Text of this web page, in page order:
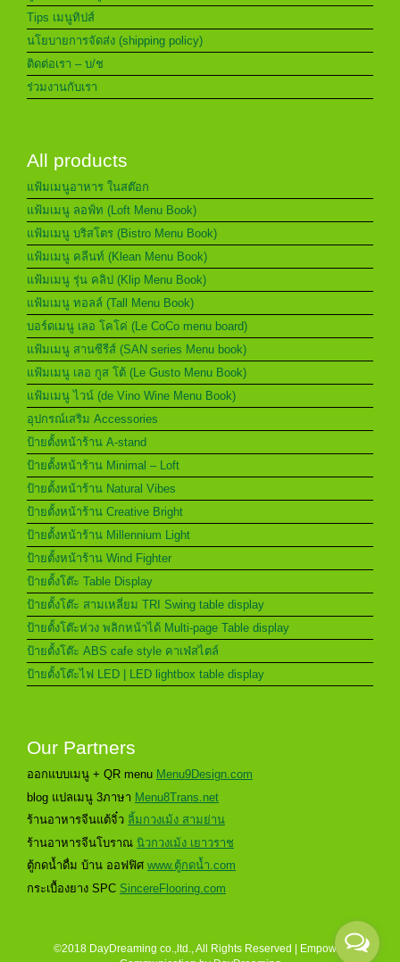
Tips เมนูทิปส์
นโยบายการจัดส่ง (shipping policy)
ติดต่อเรา – บ/ช
ร่วมงานกับเรา
All products
แฟ้มเมนูอาหาร ในสต๊อก
แฟ้มเมนู ลอฟ์ท (Loft Menu Book)
แฟ้มเมนู บริสโตร (Bistro Menu Book)
แฟ้มเมนู คลีนท์ (Klean Menu Book)
แฟ้มเมนู รุ่น คลิป (Klip Menu Book)
แฟ้มเมนู ทอลล์ (Tall Menu Book)
บอร์ดเมนู เลอ โคโค่ (Le CoCo menu board)
แฟ้มเมนู สานซีรีส์ (SAN series Menu book)
แฟ้มเมนู เลอ กูส โต้ (Le Gusto Menu Book)
แฟ้มเมนู ไวน์ (de Vino Wine Menu Book)
อุปกรณ์เสริม Accessories
ป้ายตั้งหน้าร้าน A-stand
ป้ายตั้งหน้าร้าน Minimal – Loft
ป้ายตั้งหน้าร้าน Natural Vibes
ป้ายตั้งหน้าร้าน Creative Bright
ป้ายตั้งหน้าร้าน Millennium Light
ป้ายตั้งหน้าร้าน Wind Fighter
ป้ายตั้งโต๊ะ Table Display
ป้ายตั้งโต๊ะ สามเหลี่ยม TRI Swing table display
ป้ายตั้งโต๊ะห่วง พลิกหน้าได้ Multi-page Table display
ป้ายตั้งโต๊ะ ABS cafe style คาเฟ่สไตล์
ป้ายตั้งโต๊ะไฟ LED | LED lightbox table display
Our Partners
ออกแบบเมนู + QR menu Menu9Design.com
blog แปลเมนู 3ภาษา Menu8Trans.net
ร้านอาหารจีนแต้จิ๋ว ลิ้มกวงเม้ง สามย่าน
ร้านอาหารจีนโบราณ นิวกวงเม้ง เยาวราช
ตู้กดน้ำดื่ม บ้าน ออฟฟิศ www.ตู้กดน้ำ.com
กระเบื้องยาง SPC SincereFlooring.com
©2018 DayDreaming co.,ltd., All Rights Reserved | Empower